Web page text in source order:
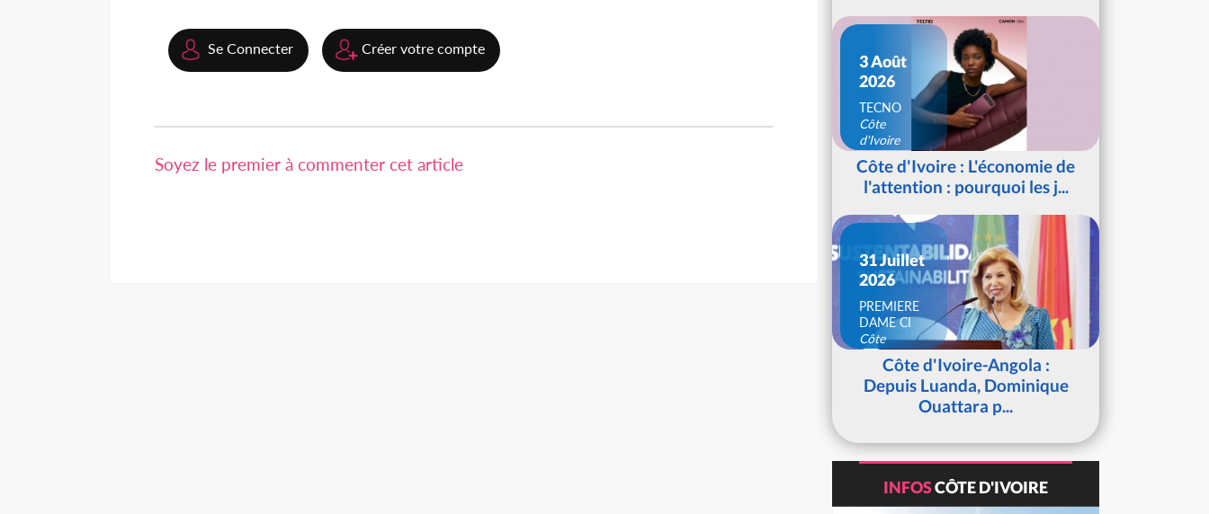
Se Connecter Créer votre compte
Soyez le premier à commenter cet article
3 Août
2026
TECNO
Côte
d'Ivoire
Côte d'Ivoire : L'économie de
l'attention : pourquoi les j...
31 Juillet
2026
PREMIERE
DAME CI
Côte
d'IvoireCôte d'Ivoire-Angola :
Depuis Luanda, Dominique
Ouattara p...
INFOSCÔTE D'IVOIRE